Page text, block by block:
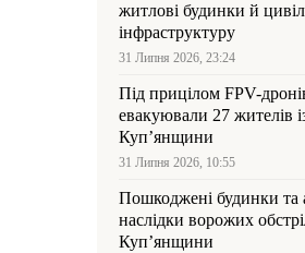
житлові будинки й
інфраструктуру
31 Липня 2026, 23:24
Під прицілом FPV-
евакуювали 27 жителів
Куп’янщини
31 Липня 2026, 10:55
Пошкоджені будинки та
наслідки ворожих
Куп’янщини